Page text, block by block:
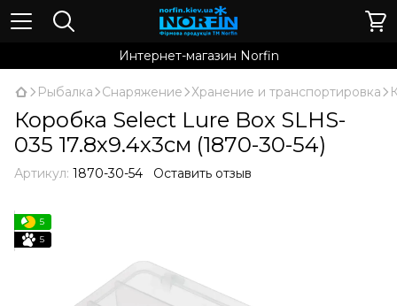
Интернет-магазин Norfin
Рыбалка Снаряжение Хранение и транспортировка
Коробка Select Lure Box SLHS-
035 17.8х9.4х3см (1870-30-54)
Артикул: 1870-30-54 Оставить отзыв
5
5